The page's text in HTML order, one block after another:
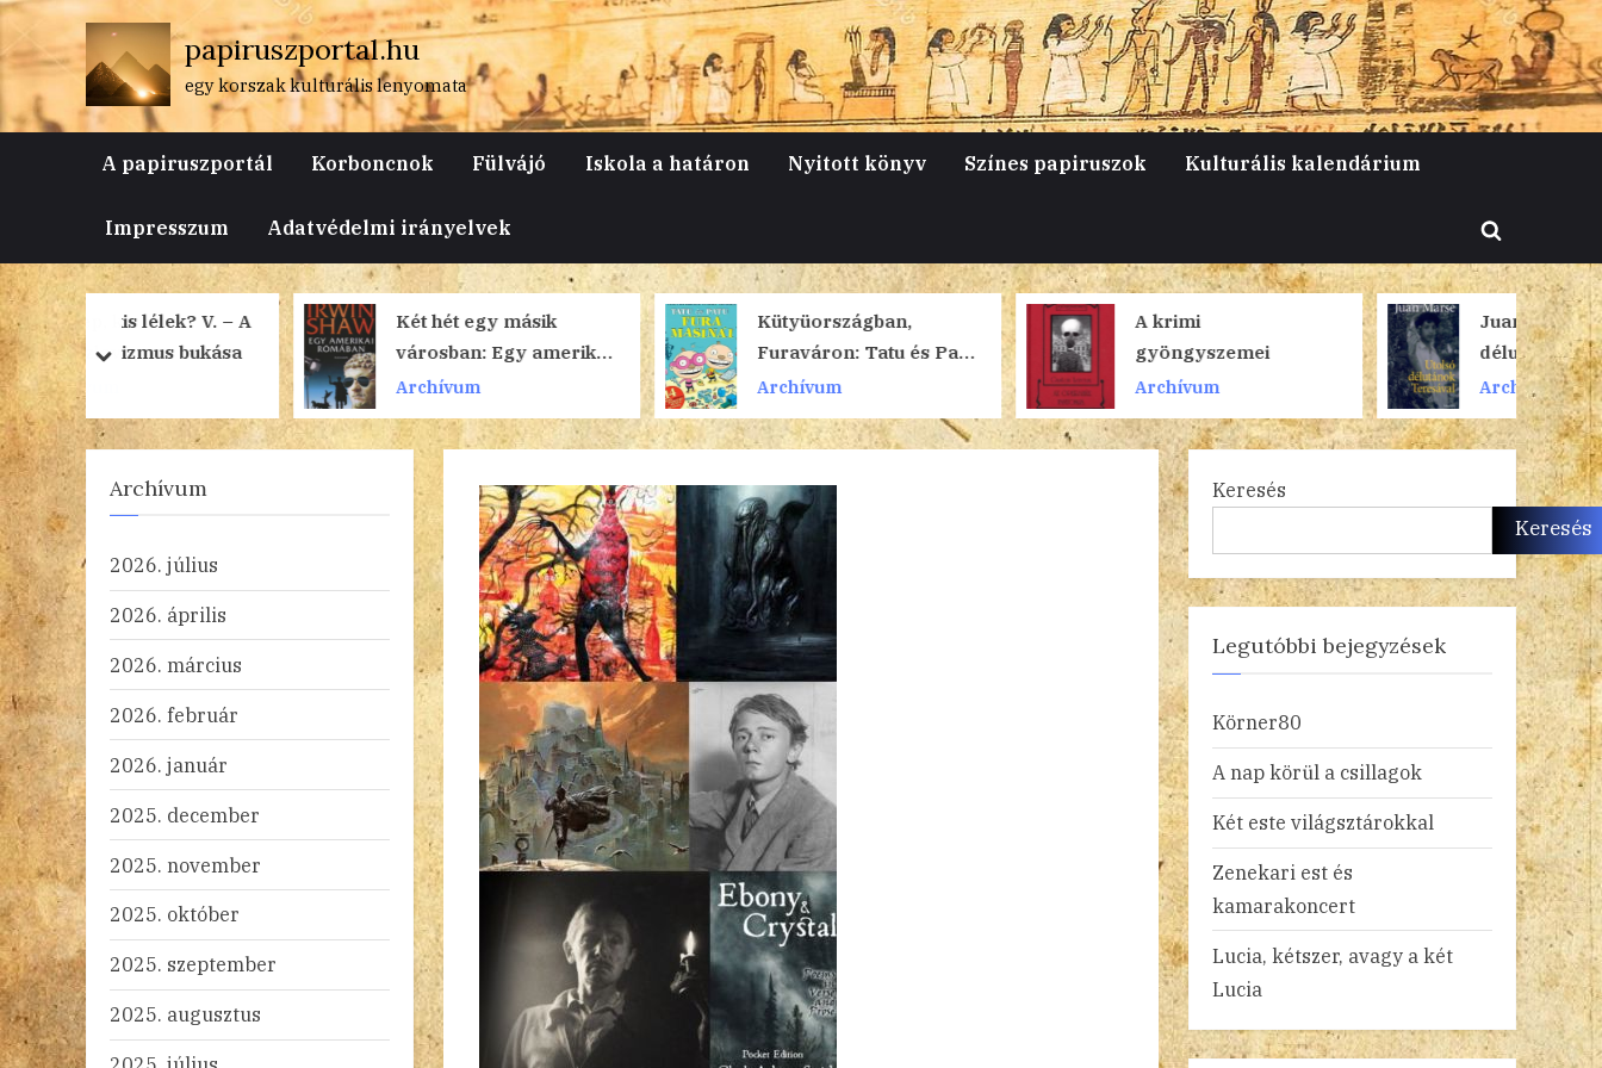
Skip
to
content
papiruszportal.hu
egy korszak kulturális lenyomata
A papiruszportál Korboncnok Fülvájó Iskola a határon Nyitott könyv Színes papiruszok Kulturális kalendárium
Impresszum Adatvédelmi irányelvek
Toggle
search
form
V. – A
Két hét egy másik
városban: Egy amerikai
Rómában
Archívum
Kütyüországban,
Furaváron: Tatu és Patu
fura masinái
Archívum
A krimi
gyöngyszemei
Archívum
Juan Marsé: Utolsó
délutánok Teresával
Archívum
prev
next
Archívum
2026. július
2026. április
2026. március
2026. február
2026. január
2025. december
2025. november
2025. október
2025. szeptember
2025. augusztus
Keresés
Keresés
Legutóbbi bejegyzések
Körner80
A nap körül a csillagok
Két este világsztárokkal
Zenekari est és
kamarakoncert
Lucia, kétszer, avagy a két
Lucia